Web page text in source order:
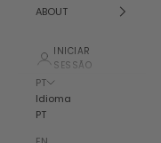
ABOUT
INICIAR
SESSÃO
PT
Idioma
PT